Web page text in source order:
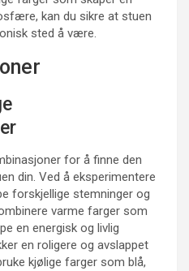
kan du sikre at stuen
sted å være.
for å finne den
din. Ved å eksperimentere
forskjellige stemninger og
varme farger som
en energisk og livlig
en roligere og avslappet
kjølige farger som blå,